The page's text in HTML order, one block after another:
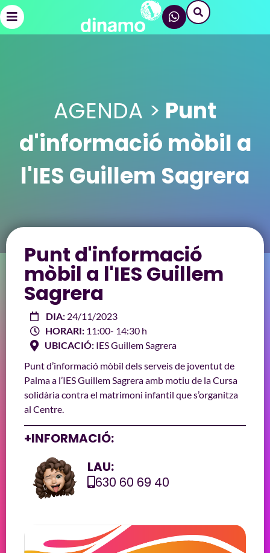
AGENDA > Punt
d'informació mòbil a
l'IES Guillem Sagrera
Punt d'informació
mòbil a l'IES Guillem
Sagrera
DIA: 24/11/2023
HORARI: 11:00- 14:30 h
UBICACIÓ: IES Guillem Sagrera
Punt d’informació mòbil dels serveis de joventut de
Palma a l’IES Guillem Sagrera amb motiu de la Cursa
solidària contra el matrimoni infantil que s’organitza
al Centre.
+INFORMACIÓ:
LAU:
630 60 69 40